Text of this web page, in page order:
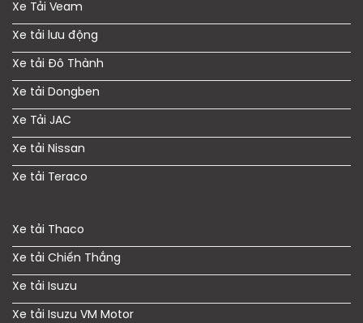
Xe Tải Veam
Xe tải lưu động
Xe tải Đô Thành
Xe tải Dongben
Xe Tải JAC
Xe tải Nissan
Xe tải Teraco
Xe tải Thaco
Xe tải Chiến Thắng
Xe tải Isuzu
Xe tải Isuzu VM Motor